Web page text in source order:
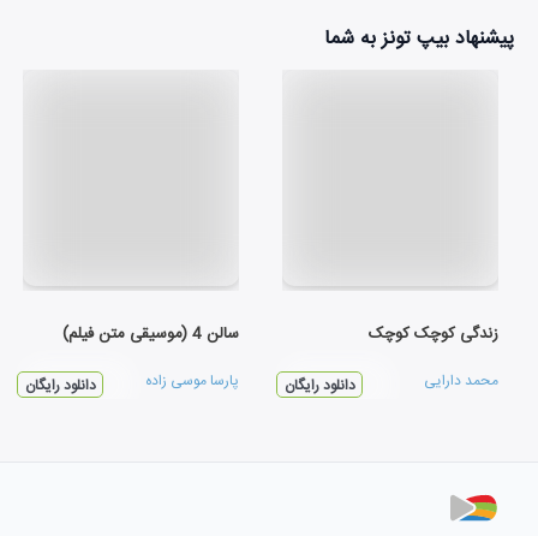
پیشنهاد بیپ تونز به شما
زندگی کوچک کوچک
محمد دارایی دانلود رایگان
سالن 4 (موسیقی متن فیلم)
پارسا موسی زاده دانلود رایگان